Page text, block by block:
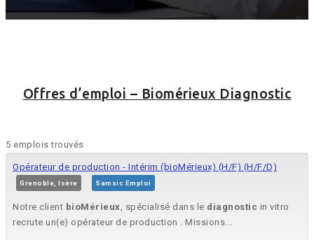
Offres d’emploi – Biomérieux Diagnostic
5 emplois trouvés
Opérateur de production - Intérim (bioMérieux) (H/F) (H/F/D)
Grenoble, Isère Samsic Emploi
Notre client bioMérieux, spécialisé dans le diagnostic in vitro
recrute un(e) opérateur de production . Missions...